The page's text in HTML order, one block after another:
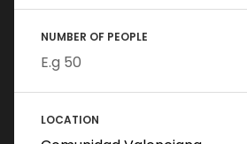
NUMBER OF PEOPLE
LOCATION